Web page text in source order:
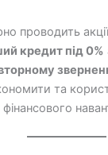
проводить
кредит під 0%
та